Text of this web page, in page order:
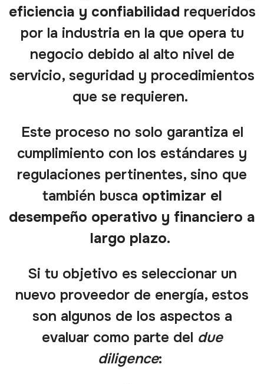
eficiencia y confiabilidad requeridos
por la industria en la que opera tu
negocio debido al alto nivel de
servicio, seguridad y procedimientos
que se requieren.
Este proceso no solo garantiza el
cumplimiento con los estándares y
regulaciones pertinentes, sino que
también busca optimizar el
desempeño operativo y financiero a
largo plazo.
Si tu objetivo es seleccionar un
nuevo proveedor de energía, estos
son algunos de los aspectos a
evaluar como parte del due
diligence: